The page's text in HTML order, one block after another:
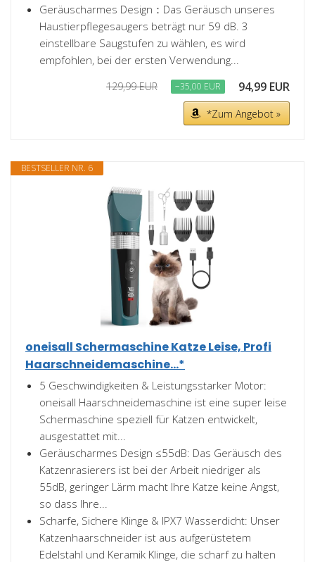
Geräuscharmes Design：Das Geräusch unseres
Haustierpflegesaugers beträgt nur 59 dB. 3
einstellbare Saugstufen zu wählen, es wird
empfohlen, bei der ersten Verwendung...
129,99 EUR −35,00 EUR 94,99 EUR
*Zum Angebot »
BESTSELLER NR. 6
oneisall Schermaschine Katze Leise, Profi
Haarschneidemaschine...*
5 Geschwindigkeiten & Leistungsstarker Motor:
oneisall Haarschneidemaschine ist eine super leise
Schermaschine speziell für Katzen entwickelt,
ausgestattet mit...
Geräuscharmes Design ≤55dB: Das Geräusch des
Katzenrasierers ist bei der Arbeit niedriger als
55dB, geringer Lärm macht Ihre Katze keine Angst,
so dass Ihre...
Scharfe, Sichere Klinge & IPX7 Wasserdicht: Unser
Katzenhaarschneider ist aus aufgerüstetem
Edelstahl und Keramik Klinge, die scharf zu halten